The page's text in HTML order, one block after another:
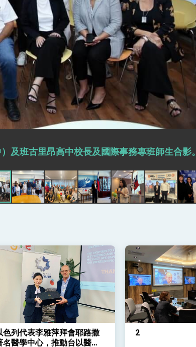
共同引領 下一個世代的繁榮
應鏈合作
關係
」簽署
及班古里昂高中校長及國際事務專班師生合影。
色列代表李雅萍拜會耶路撒
名醫學中心，推動台以醫衛
2